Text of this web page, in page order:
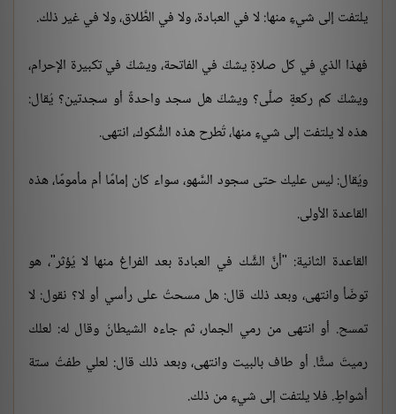
يلتفت إلى شيءٍ منها: لا في العبادة، ولا في الطَّلاق، ولا في غير ذلك.
فهذا الذي في كل صلاةٍ يشكّ في الفاتحة، ويشكّ في تكبيرة الإحرام،
ويشكّ كم ركعةٍ صلَّى؟ ويشكّ هل سجد واحدةً أو سجدتين؟ يُقال:
هذه لا يلتفت إلى شيءٍ منها، تُطرح هذه الشُّكوك، انتهى.
ويُقال: ليس عليك حتى سجود السَّهو، سواء كان إمامًا أم مأمومًا، هذه
القاعدة الأولى.
القاعدة الثانية: "أنَّ الشَّك في العبادة بعد الفراغ منها لا يُؤثر"، هو
توضّأ وانتهى، وبعد ذلك قال: هل مسحتُ على رأسي أو لا؟ نقول: لا
تمسح. أو انتهى من رمي الجمار، ثم جاءه الشيطانُ وقال له: لعلك
رميتَ ستًّا. أو طاف بالبيت وانتهى، وبعد ذلك قال: لعلي طفتُ ستة
أشواطٍ. فلا يلتفت إلى شيءٍ من ذلك.